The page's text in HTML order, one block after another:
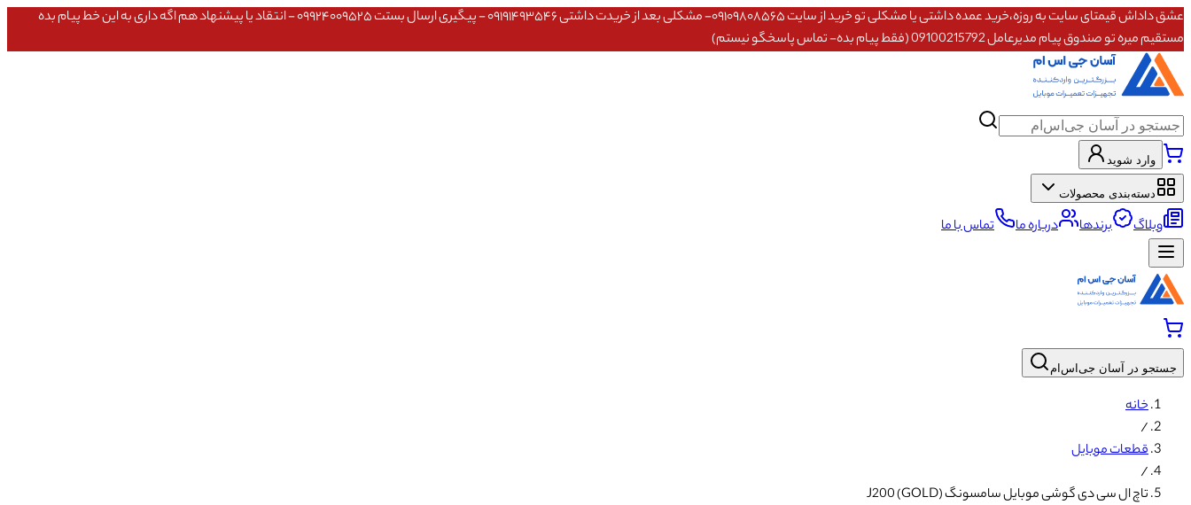
عشق داداش قیمتای سایت به روزه،خرید عمده داشتی یا مشکلی تو خرید از سایت ۰۹۱۰۹۸۰۸۵۶۵- مشکلی بعد از خریدت داشتی ۰۹۱۹۱۴۹۳۵۴۶ - پیگیری ارسال بستت ۰۹۹۲۴۰۰۹۵۲۵ - انتقاد یا پیشنهاد هم اگه داری به این خط پیام بده
مستقیم میره تو صندوق پیام مدیرعامل 09100215792 (فقط پیام بده- تماس پاسخگو نیستم)
وارد شوید
دسته‌بندی محصولات
وبلاگ برندها درباره ما تماس با ما
جستجو در آسان جی‌اس‌ام
خانه
/
قطعات موبایل
/
تاچ ال سی دی گوشی موبایل سامسونگ J200 (GOLD)